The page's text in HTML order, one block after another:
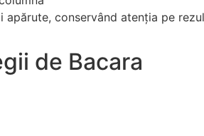
conservând atenția pe
de Bacara